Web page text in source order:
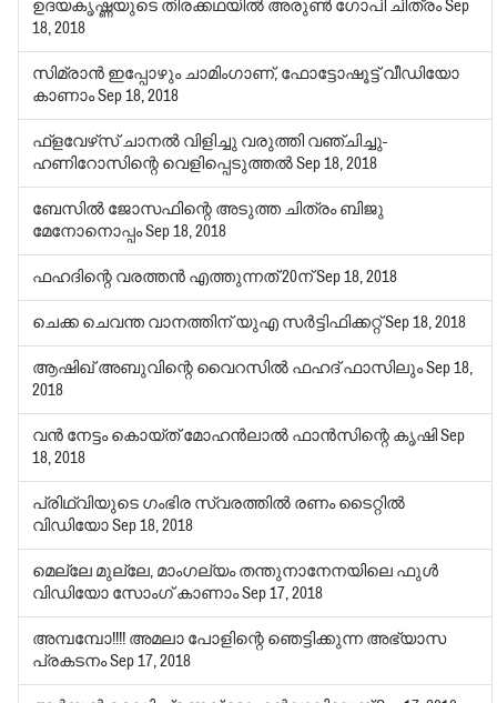
ഉദയകൃഷ്ണയുടെ തിരക്കഥയില്‍ അരുണ്‍ ഗോപി ചിത്രംSep
18, 2018
സിമ്രാന്‍ ഇപ്പോഴും ചാമിംഗാണ്, ഫോട്ടോഷൂട്ട് വീഡിയോ
കാണാംSep 18, 2018
ഫ്‌ളവേഴ്‌സ് ചാനല്‍ വിളിച്ചു വരുത്തി വഞ്ചിച്ചു-
ഹണിറോസിന്റെ വെളിപ്പെടുത്തല്‍Sep 18, 2018
ബേസില്‍ ജോസഫിന്റെ അടുത്ത ചിത്രം ബിജു
മേനോനൊപ്പംSep 18, 2018
ഫഹദിന്റെ വരത്തന്‍ എത്തുന്നത് 20ന്Sep 18, 2018
ചെക്ക ചെവന്ത വാനത്തിന് യുഎ സര്‍ട്ടിഫിക്കറ്റ്Sep 18, 2018
ആഷിഖ് അബുവിന്റെ വൈറസില്‍ ഫഹദ് ഫാസിലുംSep 18,
2018
വന്‍ നേട്ടം കൊയ്ത് മോഹന്‍ലാല്‍ ഫാന്‍സിന്റെ കൃഷിSep
18, 2018
പ്രിഥ്വിയുടെ ഗംഭിര സ്വരത്തില്‍ രണം ടൈറ്റില്‍
വിഡിയോSep 18, 2018
മെല്ലേ മുല്ലേ, മാംഗല്യം തന്തുനാനേനയിലെ ഫുള്‍
വിഡിയോ സോംഗ് കാണാംSep 17, 2018
അമ്പമ്പോ!!!! അമലാ പോളിന്റെ ഞെട്ടിക്കുന്ന അഭ്യാസ
പ്രകടനംSep 17, 2018